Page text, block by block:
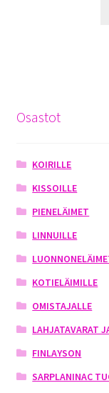
Osastot
KOIRILLE
KISSOILLE
PIENELÄIMET
LINNUILLE
KOTIELÄIMILLE
OMISTAJALLE
LAHJATAVARAT
FINLAYSON
SARPLANINAC